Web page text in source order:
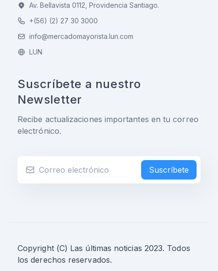
Av. Bellavista 0112, Providencia Santiago.
+(56) (2) 27 30 3000
info@mercadomayorista.lun.com
LUN
Suscríbete a nuestro
Newsletter
Recibe actualizaciones importantes en tu correo
electrónico.
Suscríbete
Copyright (C) Las últimas noticias 2023. Todos
los derechos reservados.